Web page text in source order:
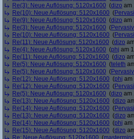
Re(3): Neue Auflösung: 5120x1600 (dizo am
Re(10): Neue Auflösung: 5120x1600 (
Re(9): Neue Auflösung: 5120x1600 (dizo am
Re(3): Neue Auflösung: 5120x1600 (
Re(10): Neue Auflösung: 5120x1600 (
Re(11): Neue Auflösung: 5120x1600 (dizo
Re(4): Neue Auflösung: 5120x1600 (phj am
Re(11): Neue Auflösung: 5120x1600 (dizo
Re(5): Neue Auflösung: 5120x1600 (teleth
Re(5): Neue Auflösung: 5120x1600 (
Re(12): Neue Auflösung: 5120x1600 (phj am
Re(12): Neue Auflösung: 5120x1600 (
Re(5): Neue Auflösung: 5120x1600 (dizo am
Re(13): Neue Auflösung: 5120x1600 (dizo
Re(14): Neue Auflösung: 5120x1600 (
Re(13): Neue Auflösung: 5120x1600 (dizo
Re(14): Neue Auflösung: 5120x1600 (phj am
Re(15): Neue Auflösung: 5120x1600 (dizo
Re: Neue Auflösung: 5120x1600 (